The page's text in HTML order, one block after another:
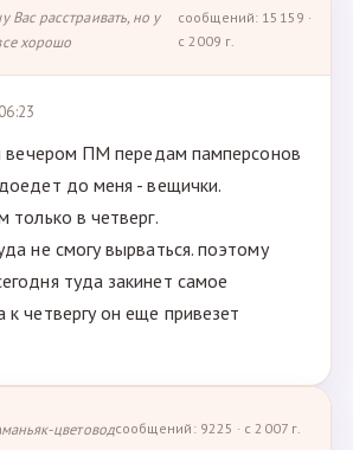
Вас расстраивать, но у
хорошо
сообщений: 15159 ·
с 2009 г.
вечером ПМ передам памперсонов
до меня - вещички.
только в четверг.
не смогу вырваться. поэтому
туда закинет самое
четвергу он еще привезет
маньяк-цветоводсообщений: 9225 · с 2007 г.